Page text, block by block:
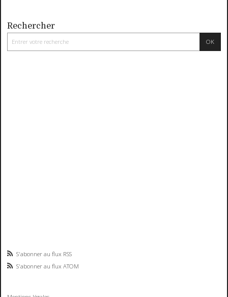
Rechercher
S'abonner au flux RSS
S'abonner au flux ATOM